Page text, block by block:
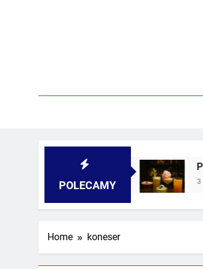
POLECAMY
i podwórkach
3
Home koneser